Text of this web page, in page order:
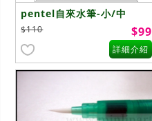
pentel自來水筆-小/中
$110 $99
詳細介紹